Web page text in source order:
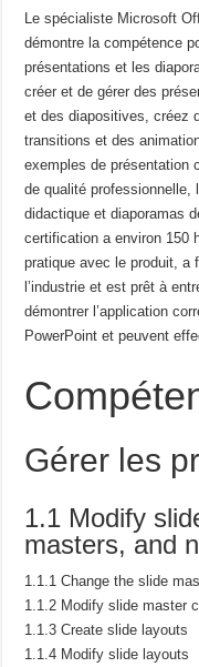
Le spécialiste Microsoft
démontre la compétence
présentations et les
créer et de gérer des
et des diapositives, créez
transitions et des
exemples de présentation
de qualité professionnelle,
didactique et diaporamas
certification a environ 150
pratique avec le produit, a
l’industrie et est prêt à
démontrer l’application
PowerPoint et peuvent
Gérer les
1.1 Modify
masters, and
1.1.1 Change the slide
1.1.2 Modify slide master
1.1.3 Create slide layouts
1.1.4 Modify slide layouts